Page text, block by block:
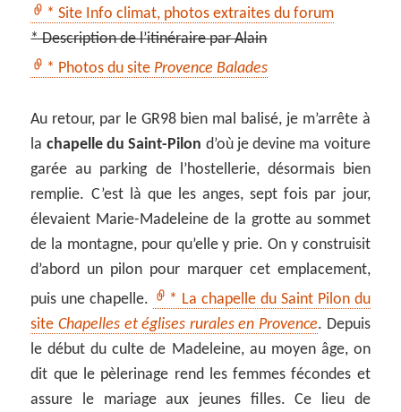
* Site Info climat, photos extraites du forum
* Description de l’itinéraire par Alain
* Photos du site Provence Balades
Au retour, par le GR98 bien mal balisé, je m’arrête à
la chapelle du Saint-Pilon d’où je devine ma voiture
garée au parking de l’hostellerie, désormais bien
remplie. C’est là que les anges, sept fois par jour,
élevaient Marie-Madeleine de la grotte au sommet
de la montagne, pour qu’elle y prie. On y construisit
d’abord un pilon pour marquer cet emplacement,
puis une chapelle.
* La chapelle du Saint Pilon du
siteChapelles et églises rurales en Provence. Depuis
le début du culte de Madeleine, au moyen âge, on
dit que le pèlerinage rend les femmes fécondes et
assure le mariage aux jeunes filles. Ce lieu de